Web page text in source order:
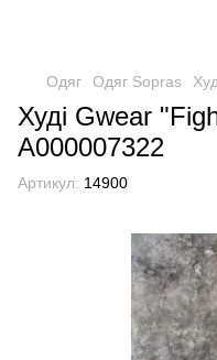
Одяг Одяг Sopras
Худі Gwear
А000007322
Артикул: 14900